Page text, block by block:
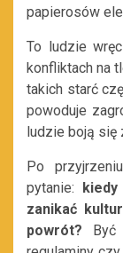
papierosów
To ludzie
konfliktach na
takich starć
powoduje
ludzie boją się
Po
pytanie: kiedy
zanikać
powrót? Być